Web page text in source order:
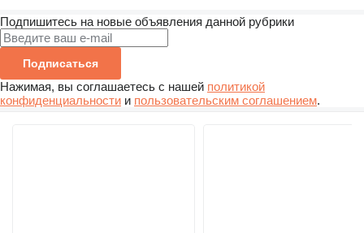
Подпишитесь на новые объявления данной рубрики
Подписаться
Нажимая, вы соглашаетесь с нашей политикой
конфиденциальности и пользовательским соглашением.